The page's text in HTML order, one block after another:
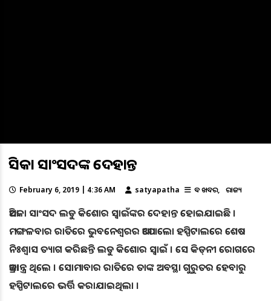
ଆସିକା ସାଂସଦଙ୍କ ଦେହାନ୍ତ
February 6, 2019 | 4:36 AM satyapatha ବଡ ଖବର ରାଜ୍ୟ
ଆସିକା ସାଂସଦ ଲଡୁ କିଶୋର ସ୍ୱାଇଁଙ୍କର ଦେହାନ୍ତ ହୋଇଯାଇଛି ।
ମଙ୍ଗଳବାର ରାତିରେ ଭୁବନେଶ୍ୱରର ଆପୋଲୋ ହସ୍ପିଟାଲରେ ଶେଷ
ନିଃଶ୍ୱାସ ତ୍ୟାଗ କରିଛନ୍ତି ଲଡୁ କିଶୋର ସ୍ୱାଇଁ । ସେ କିଡ୍‌ନୀ ରୋଗରେ
ଆକ୍ରାନ୍ତ୍ର ଥିଲେ । ସୋମାବାର ରାତିରେ ତାଙ୍କ ଅବସ୍ଥା ଗୁରୁତର ହେବାରୁ
ହସ୍ପିଟାଲରେ ଭର୍ତ୍ତି କରାଯାଇଥିଲା ।